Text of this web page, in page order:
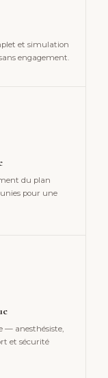
et simulation
engagement.
du plan
pour une
— anesthésiste,
et sécurité